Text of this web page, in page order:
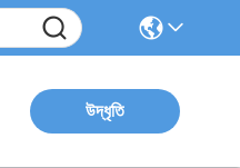
উদ্ধৃতি